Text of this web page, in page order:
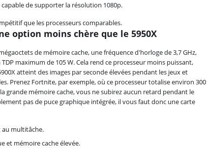
de supporter la résolution 1080p.
que les processeurs comparables.
option moins chère que le 5950X
de mémoire cache, une fréquence d'horloge de 3,7 GHz,
maximum de 105 W. Cela rend ce processeur moins puissant,
atteint des images par seconde élevées pendant les jeux et
Prenez Fortnite, par exemple, où ce processeur totalise environ 300
grande mémoire cache, vous ne subirez aucun retard pendant le
pas de puce graphique intégrée, il vous faut donc une carte
au multitâche.
et mémoire cache élevée.